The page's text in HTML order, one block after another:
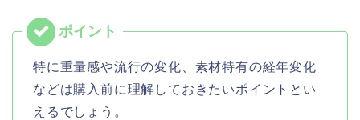
特に重量感や流行の変化、素材特有の経年変化
などは購入前に理解しておきたいポイントとい
えるでしょう。